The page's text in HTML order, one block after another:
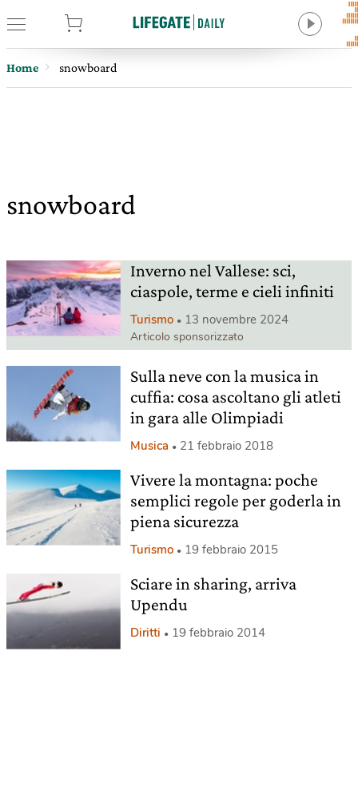
Home snowboard
snowboard
Inverno nel Vallese: sci,
ciaspole, terme e cieli infiniti
Turismo 13 novembre 2024
Articolo sponsorizzato
Sulla neve con la musica in
cuffia: cosa ascoltano gli atleti
in gara alle Olimpiadi
Musica 21 febbraio 2018
Vivere la montagna: poche
semplici regole per goderla in
piena sicurezza
Turismo 19 febbraio 2015
Sciare in sharing, arriva
Upendu
Diritti 19 febbraio 2014